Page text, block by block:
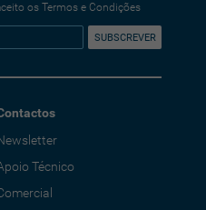
os Termos e Condições
Técnico